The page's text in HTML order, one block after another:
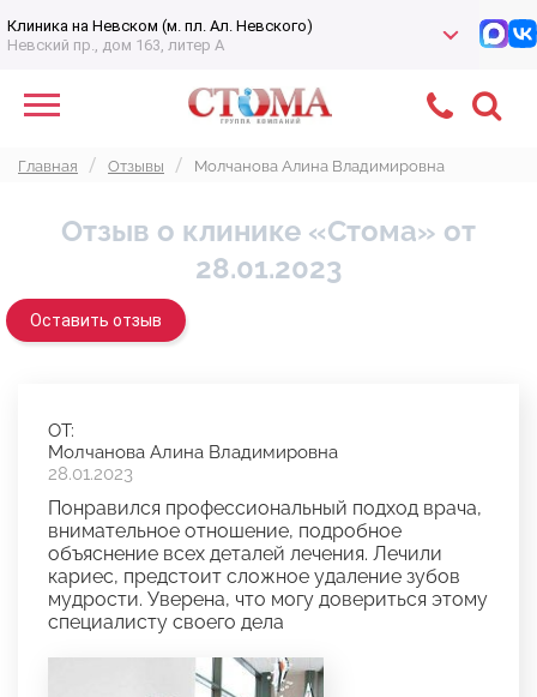
Клиника на Невском (м. пл. Ал. Невского)
Невский пр., дом 163, литер А
Главная Отзывы Молчанова Алина Владимировна
Отзыв о клинике «Стома» от
28.01.2023
Оставить отзыв
ОТ:
Молчанова Алина Владимировна
28.01.2023
Понравился профессиональный подход врача,
внимательное отношение, подробное
объяснение всех деталей лечения. Лечили
кариес, предстоит сложное удаление зубов
мудрости. Уверена, что могу довериться этому
специалисту своего дела